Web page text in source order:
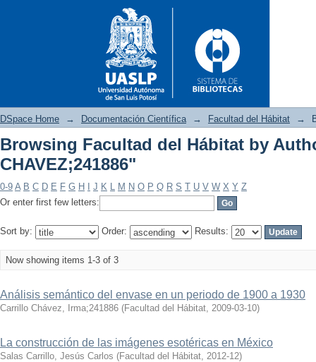
Browsing Facultad del Hábitat
DSpace Home → Documentación Científica → Facultad del Hábitat →
Browsing Facultad del Hábitat by
CHAVEZ;241886"
0-9 A B C D E F G H J K L M N O P Q R S T U V W X Y Z
Or enter first few letters:
Sort by: Order: Results:
Now showing items 1-3 of 3
Análisis semántico del envase en un periodo de 1900 a 1930
Carrillo Chávez, Irma;241886 (Facultad del Hábitat, 2009-03-10)
La construcción de las imágenes esotéricas en México
Salas Carrillo, Jesús Carlos (Facultad del Hábitat, 2012-12)